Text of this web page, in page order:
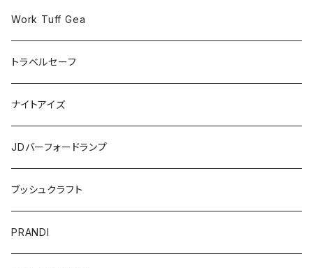
Work Tuff Gea
トラベルセーフ
ナイトアイズ
JDバーフォードランプ
ブッシュクラフト
PRANDI